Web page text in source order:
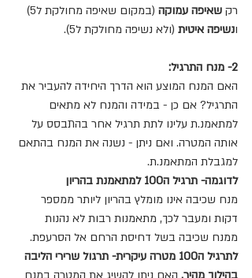
רק שאיפה עמוקה
(במקום שאיפה מחולקת ל5)
ונשיפה איטית (ולא נשיפה מחולקת ל5).
2- מנח התרגיל:
האם המנח המוצע הוא הדרך היחידה להעביר את
התרגיל? אם כן - במידה והמנח לא מתאים
למתאמנ.ת עלינו לתת תרגיל אחר בהתבסס על
אותה המטרה. ואם ניתן - נשנה את המנח בהתאם
למגבלת המתאמנ.ת.
לדוגמה- תרגיל ה100 למתאמנת בהריון
מנח שכיבה אינו מומלץ בהריון ליותר ממספר
דקות ומעבר לכך, מתאמנות רבות לא נהנות
ממנח שכיבה בשל דחיסת הרחם אל הסרעפת.
לתרגיל ה100 מטרה עיקרית- תרגול שרירי הליבה